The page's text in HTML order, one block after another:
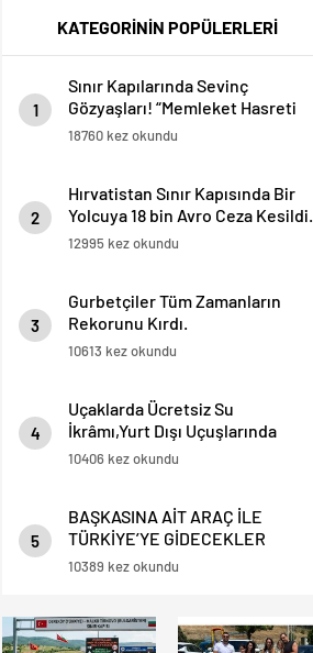
KATEGORİNİN POPÜLERLERİ
1
Sınır Kapılarında Sevinç
Gözyaşları! “Memleket Hasreti
Bambaşka!
18760 kez okundu
2
Hırvatistan Sınır Kapısında Bir
Yolcuya 18 bin Avro Ceza Kesildi.
12995 kez okundu
3
Gurbetçiler Tüm Zamanların
Rekorunu Kırdı.
10613 kez okundu
4
Uçaklarda Ücretsiz Su
İkrâmı,Yurt Dışı Uçuşlarında
Sınırlı Yolculara Yapılacak.
10406 kez okundu
5
BAŞKASINA AİT ARAÇ İLE
TÜRKİYE’YE GİDECEKLER
DİKKAT ! BU HABERİ OKUMADAN
10389 kez okundu